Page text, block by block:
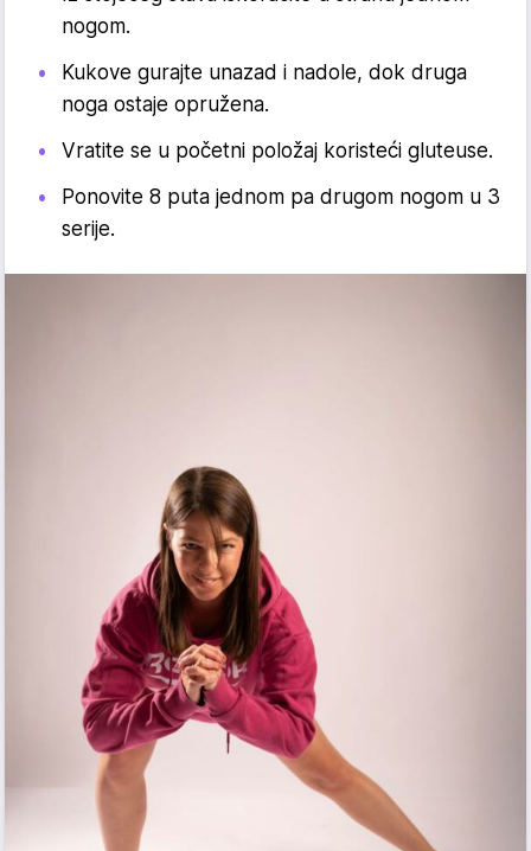
nogom.
Kukove gurajte unazad i nadole, dok druga
noga ostaje opružena.
Vratite se u početni položaj koristeći gluteuse.
Ponovite 8 puta jednom pa drugom nogom u 3
serije.